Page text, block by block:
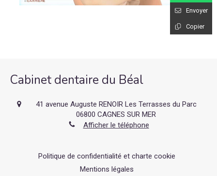
Envoyer
Copier
Cabinet dentaire du Béal
41 avenue Auguste RENOIR Les Terrasses du Parc
06800 CAGNES SUR MER
Afficher le téléphone
Politique de confidentialité et charte cookie
Mentions légales